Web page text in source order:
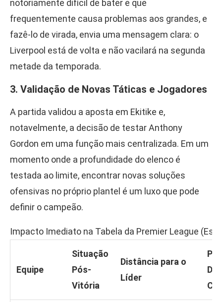
notoriamente difícil de bater e que
frequentemente causa problemas aos grandes, e
fazê-lo de virada, envia uma mensagem clara: o
Liverpool está de volta e não vacilará na segunda
metade da temporada.
3. Validação de Novas Táticas e Jogadores
A partida validou a aposta em Ekitike e,
notavelmente, a decisão de testar Anthony
Gordon em uma função mais centralizada. Em um
momento onde a profundidade do elenco é
testada ao limite, encontrar novas soluções
ofensivas no próprio plantel é um luxo que pode
definir o campeão.
Impacto Imediato na Tabela da Premier League
Equipe
Situação
Pós-
Vitória
Distância para o
Líder